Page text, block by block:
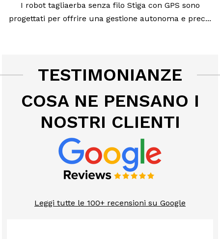
I robot tagliaerba senza filo Stiga con GPS sono
progettati per offrire una gestione autonoma e prec...
TESTIMONIANZE
COSA NE PENSANO I
NOSTRI CLIENTI
Leggi tutte le 100+ recensioni su Google